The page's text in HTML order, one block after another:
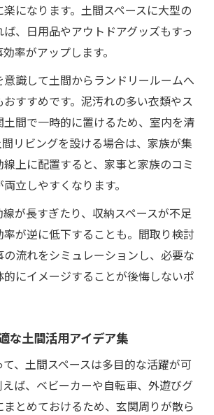
になります。土間スペースに大型の
、日用品やアウトドアグッズもすっ
率がアップします。
意識して土間からランドリールームへ
すすめです。泥汚れの多い衣類やス
間で一時的に置けるため、室内を清
リビングを設ける場合は、家族が集
上に配置すると、家事と家族のコミ
立しやすくなります。
が長すぎたり、収納スペースが不足
率が逆に低下することも。間取り検討
流れをシミュレーションし、必要な
にイメージすることが後悔しないポ
な土間活用アイデア集
、土間スペースは多目的な活躍が可
ば、ベビーカーや自転車、外遊びグ
まとめておけるため、玄関周りが散ら